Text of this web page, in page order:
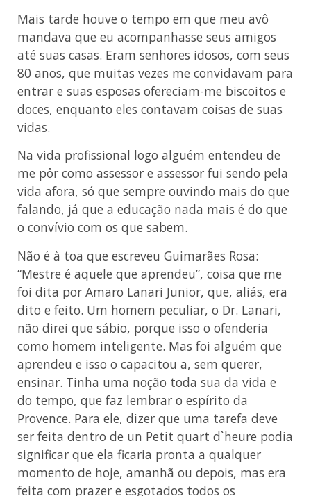
Mais tarde houve o tempo em que meu avô
mandava que eu acompanhasse seus amigos
até suas casas. Eram senhores idosos, com seus
80 anos, que muitas vezes me convidavam para
entrar e suas esposas ofereciam-me biscoitos e
doces, enquanto eles contavam coisas de suas
vidas.
Na vida profissional logo alguém entendeu de
me pôr como assessor e assessor fui sendo pela
vida afora, só que sempre ouvindo mais do que
falando, já que a educação nada mais é do que
o convívio com os que sabem.
Não é à toa que escreveu Guimarães Rosa:
“Mestre é aquele que aprendeu”, coisa que me
foi dita por Amaro Lanari Junior, que, aliás, era
dito e feito. Um homem peculiar, o Dr. Lanari,
não direi que sábio, porque isso o ofenderia
como homem inteligente. Mas foi alguém que
aprendeu e isso o capacitou a, sem querer,
ensinar. Tinha uma noção toda sua da vida e
do tempo, que faz lembrar o espírito da
Provence. Para ele, dizer que uma tarefa deve
ser feita dentro de un Petit quart d`heure podia
significar que ela ficaria pronta a qualquer
momento de hoje, amanhã ou depois, mas era
feita com prazer e esgotados todos os